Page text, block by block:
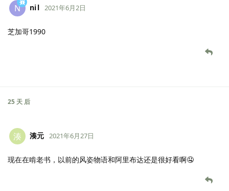
N ni l 2021年6月2日
芝加哥1990
25 天 后
湊 湊元 2021年6月27日
现在在啃老书，以前的风姿物语和阿里布达还是很好看啊🤤